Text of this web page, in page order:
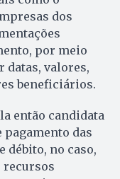
dos
por meio
datas, valores,
beneficiários.
então candidata
das
débito, no caso,
recursos